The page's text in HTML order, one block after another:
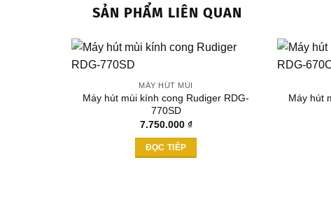
SẢN PHẨM LIÊN QUAN
Add to
MÁY HÚT MÙI
Máy hút mùi kính cong Rudiger RDG-
770SD
7.750.000 ₫
ĐỌC TIẾP
Máy hút